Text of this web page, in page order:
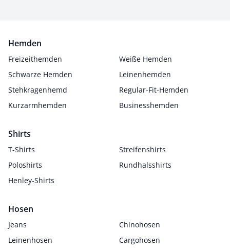
Hemden
Freizeithemden
Weiße Hemden
Schwarze Hemden
Leinenhemden
Stehkragenhemd
Regular-Fit-Hemden
Kurzarmhemden
Businesshemden
Shirts
T-Shirts
Streifenshirts
Poloshirts
Rundhalsshirts
Henley-Shirts
Hosen
Jeans
Chinohosen
Leinenhosen
Cargohosen